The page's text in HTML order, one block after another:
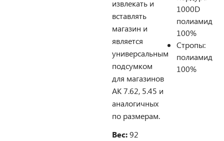
извлекать и
вставлять
магазин и
является
универсальным
подсумком
для магазинов
АК 7.62, 5.45 и
аналогичных
по размерам.
Вес:92
1000D
полиамид
100%
Стропы:
полиамид
100%